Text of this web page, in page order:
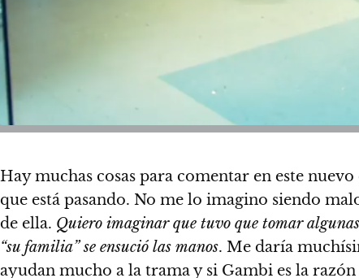
Hay muchas cosas para comentar en este
que está pasando. No me lo imagino siendo
de ella. Quiero imaginar que tuvo que tomar
“su familia” se ensució las manos. Me daría
ayudan mucho a la trama y si Gambi es la